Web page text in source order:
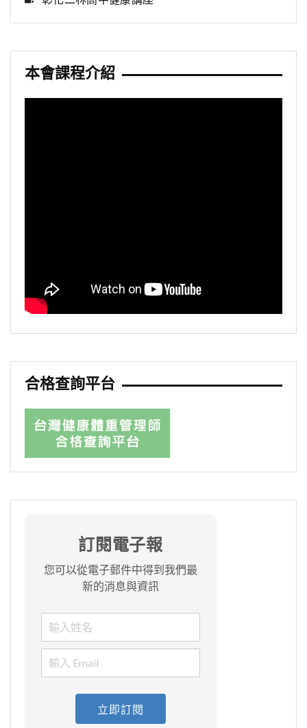
本會課程介紹
合格查詢平台
訂閱電子報
您可以從電子郵件中得到我們最
新的消息與資訊
立即訂閱